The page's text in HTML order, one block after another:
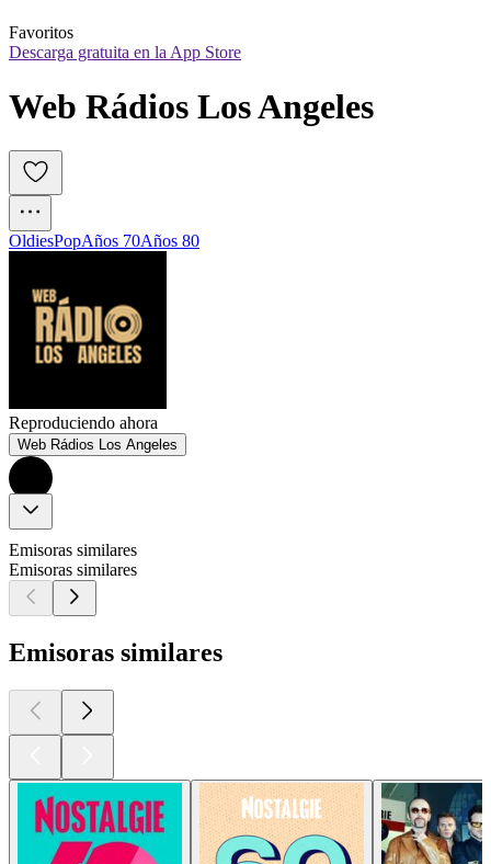
Favoritos
Descarga gratuita en la App Store
Web Rádios Los Angeles
OldiesPopAños 70Años 80
Reproduciendo ahora
Web Rádios Los Angeles
Emisoras similares
Emisoras similares
Emisoras similares